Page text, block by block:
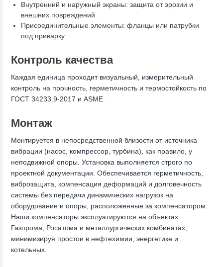
Внутренний и наружный экраны: защита от эрозии и
внешних повреждений.
Присоединительные элементы: фланцы или патрубки
под приварку.
Контроль качества
Каждая единица проходит визуальный, измерительный
контроль на прочность, герметичность и термостойкость по
ГОСТ 34233.9-2017 и ASME.
Монтаж
Монтируется в непосредственной близости от источника
вибрации (насос, компрессор, турбина), как правило, у
неподвижной опоры. Установка выполняется строго по
проектной документации. Обеспечивается герметичность,
виброзащита, компенсация деформаций и долговечность
системы без передачи динамических нагрузок на
оборудование и опоры, расположенные за компенсатором.
Наши компенсаторы эксплуатируются на объектах
Газпрома, Росатома и металлургических комбинатах,
минимизируя простои в нефтехимии, энергетике и
котельных.